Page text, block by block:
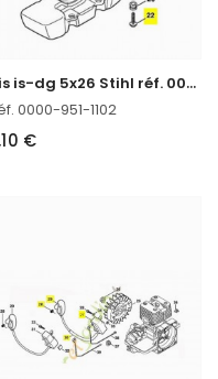
V
is is-dg 5x26 Stihl réf. 0000-951-1102
0000-951-1102
€